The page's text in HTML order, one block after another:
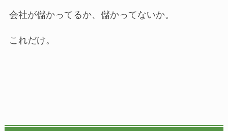
会社が儲かってるか、儲かってないか。
これだけ。